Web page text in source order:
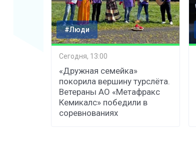
#Люди
Сегодня, 13:00
«Дружная семейка»
покорила вершину турслёта.
Ветераны АО «Метафракс
Кемикалс» победили в
соревнованиях